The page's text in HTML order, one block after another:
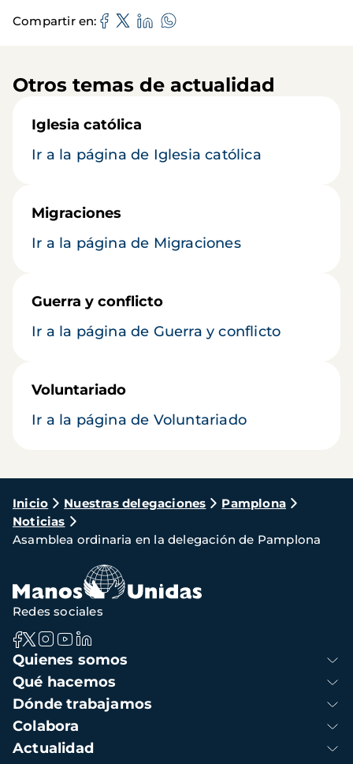
Compartir en
Otros temas de actualidad
Iglesia católica
Ir a la página de Iglesia católica
Migraciones
Ir a la página de Migraciones
Guerra y conflicto
Ir a la página de Guerra y conflicto
Voluntariado
Ir a la página de Voluntariado
Ruta
de
navegación
Inicio Nuestras delegaciones
Pamplona
Noticias
Asamblea ordinaria en la delegación de Pamplona
Navegación
principal
Quienes somos
Qué hacemos
Dónde trabajamos
Colabora
Actualidad
Redes sociales